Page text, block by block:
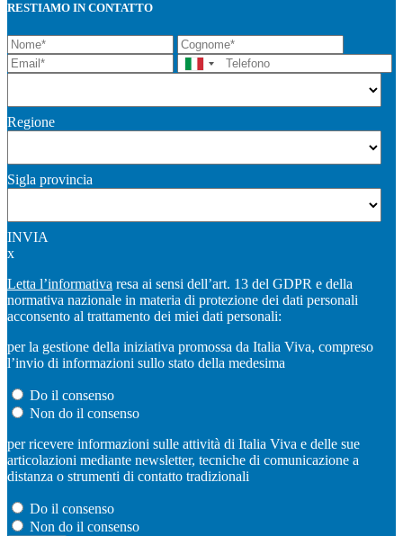
RESTIAMO IN CONTATTO
Regione
Sigla provincia
INVIA
x
Letta l’informativa resa ai sensi dell’art. 13 del GDPR e della
normativa nazionale in materia di protezione dei dati personali
acconsento al trattamento dei miei dati personali:
per la gestione della iniziativa promossa da Italia Viva, compreso
l’invio di informazioni sullo stato della medesima
Do il consenso
Non do il consenso
per ricevere informazioni sulle attività di Italia Viva e delle sue
articolazioni mediante newsletter, tecniche di comunicazione a
distanza o strumenti di contatto tradizionali
Do il consenso
Non do il consenso